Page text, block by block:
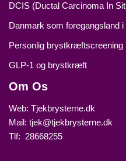
DCIS (Ductal Carcinoma In
Danmark som foregangsland
Personlig brystkræftscreening
GLP‑1 og brystkræft
Om Os
Web: Tjekbrysterne.dk
Mail: tjek@tjekbrysterne.dk
Tlf: 28668255